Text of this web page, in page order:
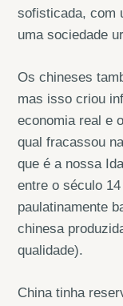
sofisticada, com
uma sociedade
Os chineses
mas isso criou
economia real e
qual fracassou
que é a nossa
entre o século
paulatinamente
chinesa
qualidade).
China tinha